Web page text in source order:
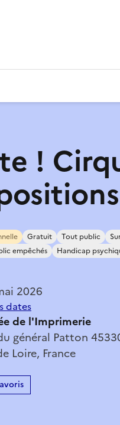
!
Gratuit Tout public
empêchés Handicap
2026
dates
de l'Imprimerie
général Patton
Loire, France